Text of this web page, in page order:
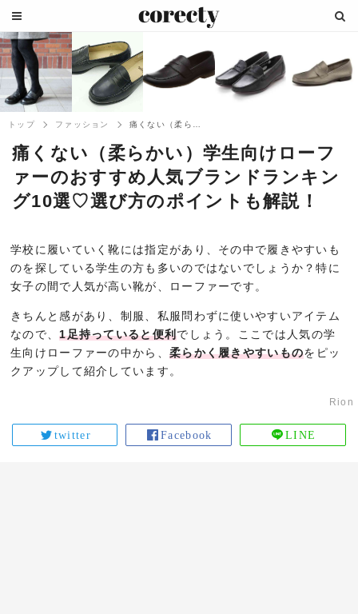
トップ ファッション
痛くない（柔らかい）学生向けローフ
ァーのおすすめ人気ブランドランキン
グ10選♡選び方のポイントも解説！
学校に履いていく靴には指定があり、その中で履きやすいも
のを探している学生の方も多いのではないでしょうか？特に
女子の間で人気が高い靴が、ローファーです。
きちんと感があり、制服、私服問わずに使いやすいアイテム
なので、1足持っていると便利でしょう。ここでは人気の学
生向けローファーの中から、 柔らかく履きやすいものをピッ
クアップして紹介しています。
Rion
twitter Facebook LINE